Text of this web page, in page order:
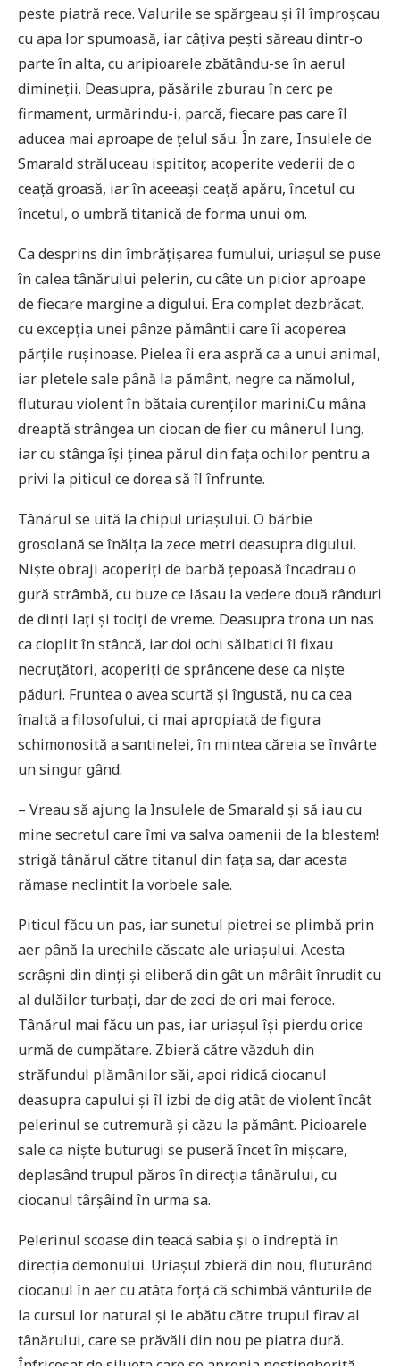
peste piatră rece. Valurile se spărgeau și îl împroșcau
cu apa lor spumoasă, iar câțiva pești săreau dintr-o
parte în alta, cu aripioarele zbătându-se în aerul
dimineții. Deasupra, păsările zburau în cerc pe
firmament, urmărindu-i, parcă, fiecare pas care îl
aducea mai aproape de țelul său. În zare, Insulele de
Smarald străluceau ispititor, acoperite vederii de o
ceață groasă, iar în aceeași ceață apăru, încetul cu
încetul, o umbră titanică de forma unui om.
Ca desprins din îmbrățișarea fumului, uriașul se puse
în calea tânărului pelerin, cu câte un picior aproape
de fiecare margine a digului. Era complet dezbrăcat,
cu excepția unei pânze pământii care îi acoperea
părțile rușinoase. Pielea îi era aspră ca a unui animal,
iar pletele sale până la pământ, negre ca nămolul,
fluturau violent în bătaia curenților marini.Cu mâna
dreaptă strângea un ciocan de fier cu mânerul lung,
iar cu stânga își ținea părul din fața ochilor pentru a
privi la piticul ce dorea să îl înfrunte.
Tânărul se uită la chipul uriașului. O bărbie
grosolană se înălța la zece metri deasupra digului.
Niște obraji acoperiți de barbă țepoasă încadrau o
gură strâmbă, cu buze ce lăsau la vedere două rânduri
de dinți lați și tociți de vreme. Deasupra trona un nas
ca cioplit în stâncă, iar doi ochi sălbatici îl fixau
necruțători, acoperiți de sprâncene dese ca niște
păduri. Fruntea o avea scurtă și îngustă, nu ca cea
înaltă a filosofului, ci mai apropiată de figura
schimonosită a santinelei, în mintea căreia se învârte
un singur gând.
– Vreau să ajung la Insulele de Smarald și să iau cu
mine secretul care îmi va salva oamenii de la blestem!
strigă tânărul către titanul din fața sa, dar acesta
rămase neclintit la vorbele sale.
Piticul făcu un pas, iar sunetul pietrei se plimbă prin
aer până la urechile căscate ale uriașului. Acesta
scrâșni din dinți și eliberă din gât un mârâit înrudit cu
al dulăilor turbați, dar de zeci de ori mai feroce.
Tânărul mai făcu un pas, iar uriașul își pierdu orice
urmă de cumpătare. Zbieră către văzduh din
străfundul plămânilor săi, apoi ridică ciocanul
deasupra capului și îl izbi de dig atât de violent încât
pelerinul se cutremură și căzu la pământ. Picioarele
sale ca niște buturugi se puseră încet în mișcare,
deplasând trupul păros în direcția tânărului, cu
ciocanul târșâind în urma sa.
Pelerinul scoase din teacă sabia și o îndreptă în
direcția demonului. Uriașul zbieră din nou, fluturând
ciocanul în aer cu atâta forță că schimbă vânturile de
la cursul lor natural și le abătu către trupul firav al
tânărului, care se prăvăli din nou pe piatra dură.